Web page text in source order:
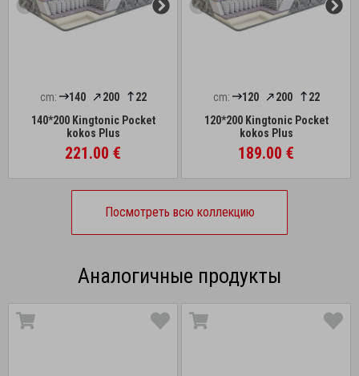
cm: 140 200
22
140*200 Kingtonic Pocket
kokos Plus
221.00 €
cm: 120 200
22
120*200 Kingtonic Pocket
kokos Plus
189.00 €
Посмотреть всю коллекцию
Аналогичные продукты